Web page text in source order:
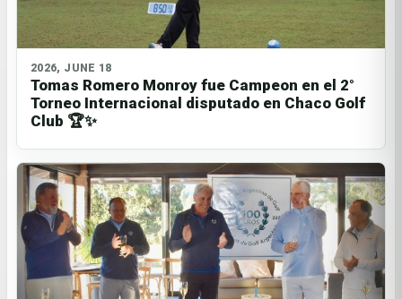
2026, JUNE 18
Tomas Romero Monroy fue Campeon en el 2°
Torneo Internacional disputado en Chaco Golf
Club 🏆✨ ​